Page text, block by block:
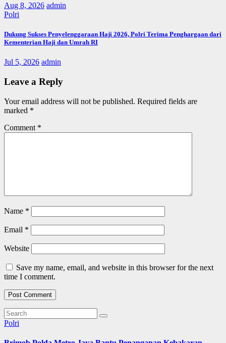
Aug 8, 2026 admin
Polri
Dukung Sukses Penyelenggaraan Haji 2026, Polri Terima Penghargaan dari
Kementerian Haji dan Umrah RI
Jul 5, 2026 admin
Leave a Reply
Your email address will not be published. Required fields are
marked *
Comment *
Name *
Email *
Website
Save my name, email, and website in this browser for the next
time I comment.
Polri